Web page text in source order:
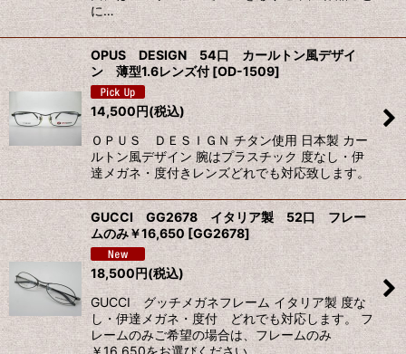
に…
OPUS DESIGN 54口 カールトン風デザイ
ン 薄型1.6レンズ付 [OD-1509]
14,500円(税込)
ＯＰＵＳ ＤＥＳＩＧＮ チタン使用 日本製 カー
ルトン風デザイン 腕はプラスチック 度なし・伊
達メガネ・度付きレンズどれでも対応致します。
GUCCI GG2678 イタリア製 52口 フレー
ムのみ￥16,650 [GG2678]
18,500円(税込)
GUCCI グッチメガネフレーム イタリア製 度な
し・伊達メガネ・度付 どれでも対応します。 フ
レームのみご希望の場合は、フレームのみ
￥16,650をお選びください。